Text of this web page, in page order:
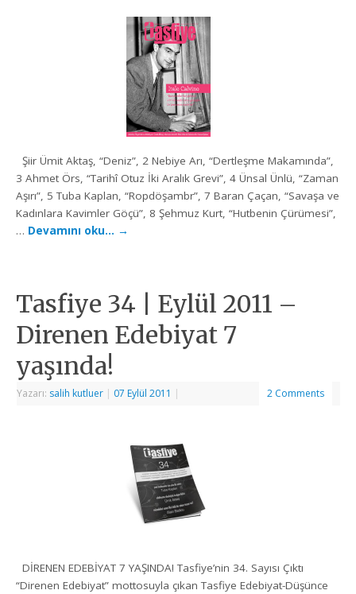
Şiir Ümit Aktaş, “Deniz”, 2 Nebiye Arı, “Dertleşme Makamında”,
3 Ahmet Örs, “Tarihî Otuz İki Aralık Grevi”, 4 Ünsal Ünlü, “Zaman
Aşırı”, 5 Tuba Kaplan, “Ropdöşambr”, 7 Baran Çaçan, “Savaşa ve
Kadınlara Kavimler Göçü”, 8 Şehmuz Kurt, “Hutbenin Çürümesi”,
… Devamını oku… →
Tasfiye 34 | Eylül 2011 –
Direnen Edebiyat 7
yaşında!
Yazarı: salih kutluer | 07 Eylül 2011 | 2 Comments
DİRENEN EDEBİYAT 7 YAŞINDA! Tasfiye’nin 34. Sayısı Çıktı
“Direnen Edebiyat” mottosuyla çıkan Tasfiye Edebiyat-Düşünce